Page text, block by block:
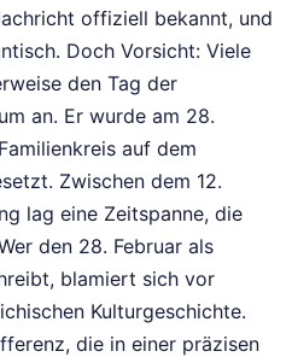
offiziell bekannt, und
Doch Vorsicht: Viele
den Tag der
an. Er wurde am 28.
auf dem
Zwischen dem 12.
lag eine Zeitspanne, die
den 28. Februar als
blamiert sich vor
Kulturgeschichte.
die in einer präzisen